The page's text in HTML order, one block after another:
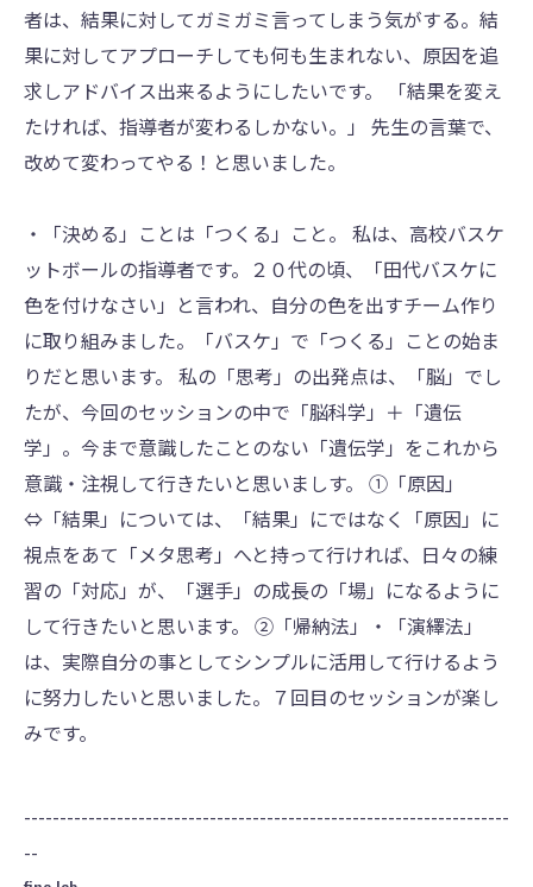
者は、結果に対してガミガミ言ってしまう気がする。結
果に対してアプローチしても何も生まれない、原因を追
求しアドバイス出来るようにしたいです。 「結果を変え
たければ、指導者が変わるしかない。」 先生の言葉で、
改めて変わってやる！と思いました。
・「決める」ことは「つくる」こと。 私は、高校バスケ
ットボールの指導者です。２０代の頃、「田代バスケに
色を付けなさい」と言われ、自分の色を出すチーム作り
に取り組みました。「バスケ」で「つくる」ことの始ま
りだと思います。 私の「思考」の出発点は、「脳」でし
たが、今回のセッションの中で「脳科学」＋「遺伝
学」。今まで意識したことのない「遺伝学」をこれから
意識・注視して行きたいと思いましす。 ①「原因」
⇔「結果」については、「結果」にではなく「原因」に
視点をあて「メタ思考」へと持って行ければ、日々の練
習の「対応」が、「選手」の成長の「場」になるように
して行きたいと思います。 ②「帰納法」・「演繹法」
は、実際自分の事としてシンプルに活用して行けるよう
に努力したいと思いました。７回目のセッションが楽し
みです。
--------------------------------------------------------------------
--